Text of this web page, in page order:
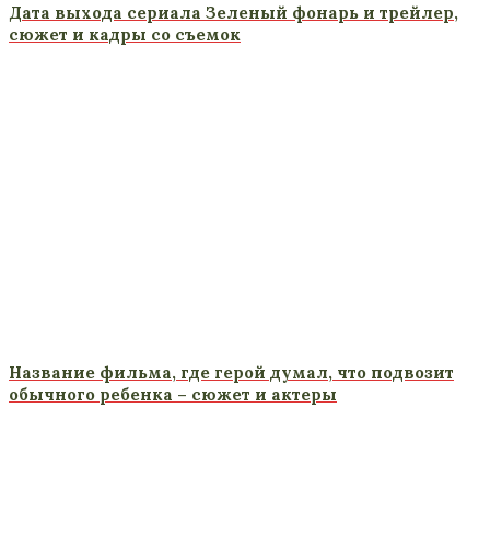
Дата выхода сериала Зеленый фонарь и трейлер,
сюжет и кадры со съемок
Название фильма, где герой думал, что подвозит
обычного ребенка – сюжет и актеры